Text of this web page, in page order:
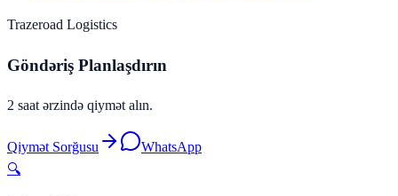
Trazeroad Logistics
Göndəriş Planlaşdırın
2 saat ərzində qiymət alın.
Qiymət Sorğusu
WhatsApp
🔍